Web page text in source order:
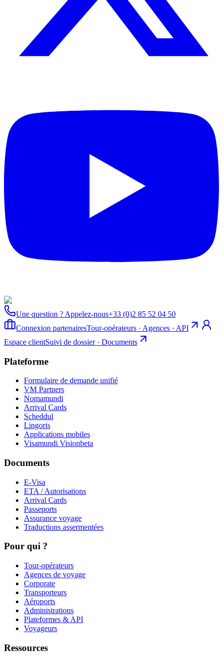
Une question ? Appelez-nous+33 (0)2 85 52 04 50
Connexion partenairesTour-opérateurs · Agences · API
Espace clientSuivi de dossier · Documents
Plateforme
Formulaire de demande unifié
VM Partners
Nomamundi
Arrival Cards
Scheddul
Lingoris
Applications mobiles
Visamundi Visionbeta
Documents
E-Visa
ETA / Autorisations
Arrival Cards
Passeports
Assurance voyage
Traductions assermentées
Pour qui ?
Tour-opérateurs
Agences de voyage
Corporate
Transporteurs
Aéroports
Administrations
Plateformes & API
Voyageurs
Ressources